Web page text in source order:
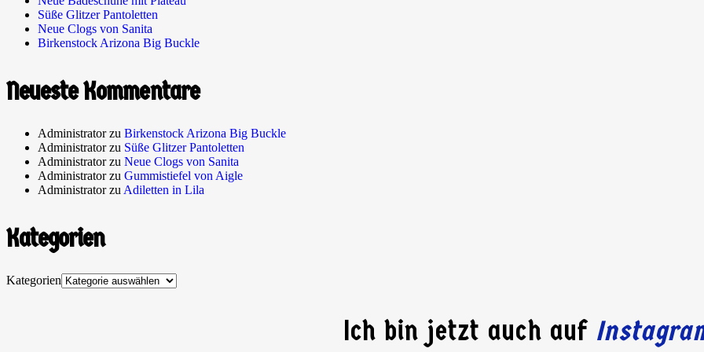
Süße Glitzer Pantoletten
Neue Clogs von Sanita
Birkenstock Arizona Big Buckle
Neueste Kommentare
Administratorzu Birkenstock Arizona Big Buckle
Administratorzu Süße Glitzer Pantoletten
Administratorzu Neue Clogs von Sanita
Administratorzu Gummistiefel von Aigle
Administratorzu Adiletten in Lila
Kategorien
Kategorien
Ich bin jetzt auch auf